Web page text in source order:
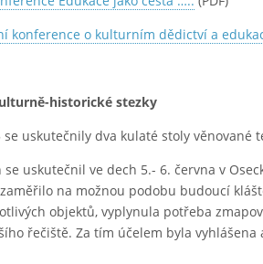
konference o kulturním dědictví a
historické stezky
se uskutečnily dva kulaté stoly věnované
se uskutečnil ve dech 5.- 6. června v
na možnou podobu budoucí
objektů, vyplynula potřeba
řečiště. Za tím účelem byla